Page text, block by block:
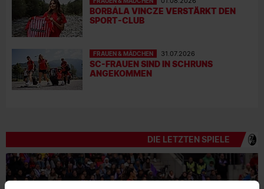
BORBÁLA VINCZE VERSTÄRKT DEN
SPORT-CLUB
FRAUEN & MÄDCHEN 31.07.2026
SC-FRAUEN SIND IN SCHRUNS
ANGEKOMMEN
DIE LETZTEN SPIELE